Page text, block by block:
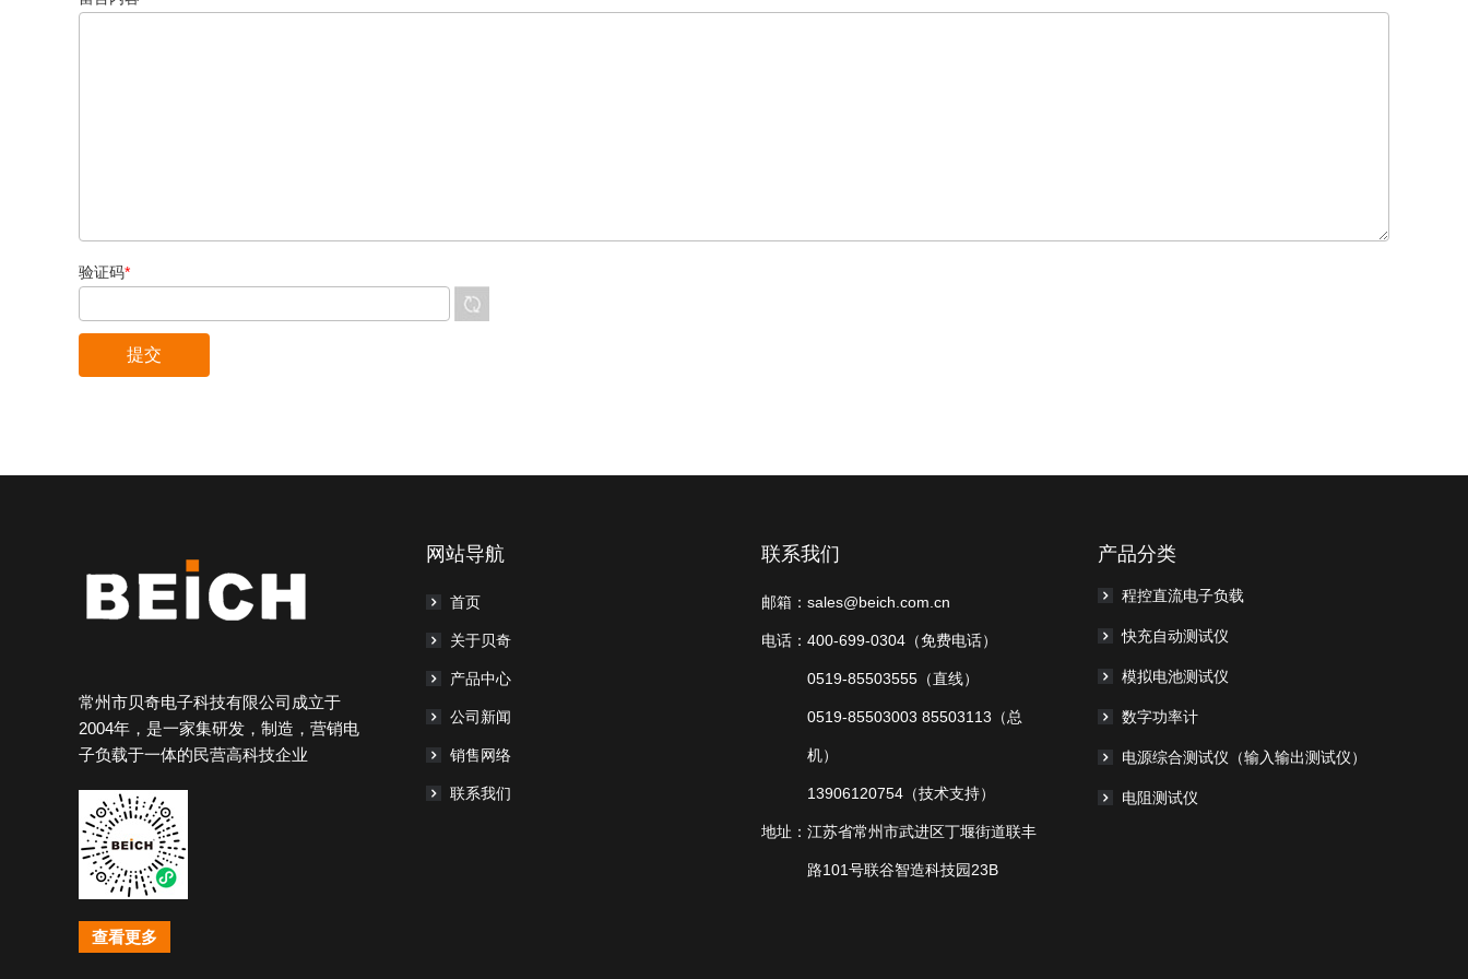
验证码*
常州市贝奇电子科技有限公司成立于
2004年，是一家集研发，制造，营销电
子负载于一体的民营高科技企业
查看更多
网站导航
首页
关于贝奇
产品中心
公司新闻
销售网络
联系我们
联系我们
邮箱： sales@beich.com.cn
电话： 400-699-0304（免费电话）
0519-85503555（直线）
0519-85503003 85503113（总
机）
13906120754（技术支持）
地址： 江苏省常州市武进区丁堰街道联丰
路101号联谷智造科技园23B
产品分类
程控直流电子负载
快充自动测试仪
模拟电池测试仪
数字功率计
电源综合测试仪（输入输出测试仪）
电阻测试仪